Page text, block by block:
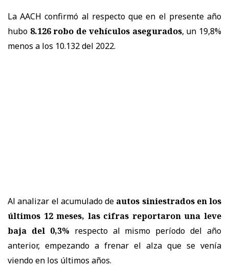
La AACH confirmó al respecto que en el presente año
hubo 8.126 robo de vehículos asegurados, un 19,8%
menos a los 10.132 del 2022.
Al analizar el acumulado de autos siniestrados en los
últimos 12 meses, las cifras reportaron una leve
baja del 0,3% respecto al mismo período del año
anterior, empezando a frenar el alza que se venía
viendo en los últimos años.